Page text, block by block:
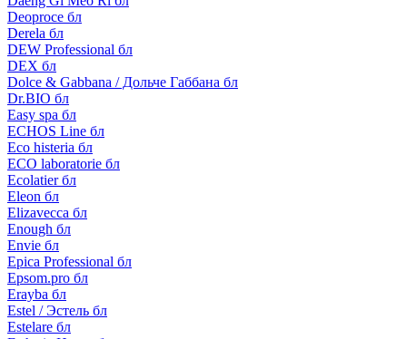
Deoproce бл
Derela бл
DEW Professional бл
DEX бл
Dolce & Gabbana / Дольче Габбана бл
Dr.BIO бл
Easy spa бл
ECHOS Line бл
Eco histeria бл
ECO laboratorie бл
Ecolatier бл
Eleon бл
Elizavecca бл
Enough бл
Envie бл
Epica Professional бл
Epsom.pro бл
Erayba бл
Estel / Эстель бл
Estelare бл